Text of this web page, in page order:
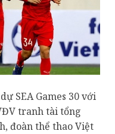
SEA Games 30 với
tranh tài tổng
đoàn thể thao Việt